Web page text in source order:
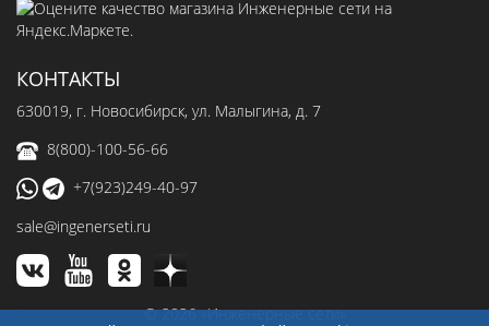
КОНТАКТЫ
630019, г. Новосибирск, ул. Малыгина, д. 7
8(800)-100-56-66
+7(923)249-40-97
sale@ingenerseti.ru
© 2026 «Инженерные сети»